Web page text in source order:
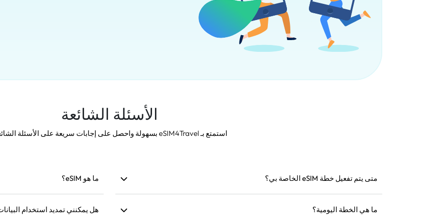
الأسئلة الشائعة
استمتع بـ eSIM4Travel بسهولة واحصل على إجابات سريعة على الأسئلة الشائعة!
متى يتم تفعيل خطة eSIM الخاصة بي؟
ما هي الخطة اليومية؟
ما هو eSIM؟
للاتصال بالإنترنت.
هل يمكنني تمديد استخدام